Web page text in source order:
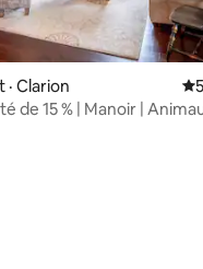
Clarion
de 15 % | Manoir |